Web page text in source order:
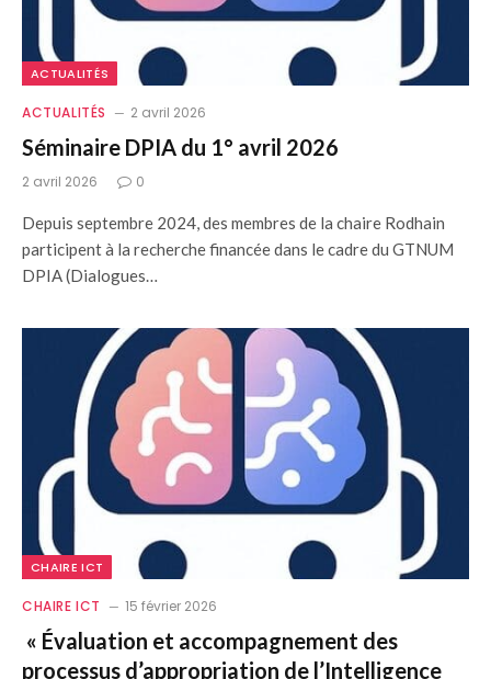
ACTUALITÉS
ACTUALITÉS 2 avril 2026
Séminaire DPIA du 1° avril 2026
2 avril 2026 0
Depuis septembre 2024, des membres de la chaire Rodhain
participent à la recherche financée dans le cadre du GTNUM
DPIA (Dialogues…
CHAIRE ICT
CHAIRE ICT 15 février 2026
« Évaluation et accompagnement des
processus d’appropriation de l’Intelligence